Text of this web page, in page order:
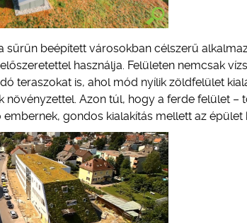
sűrűn beépített városokban célszerű
használja. Felületen nemcsak
teraszokat is, ahol mód nyílik zöldfelület
növényzettel. Azon túl, hogy a ferde felület
gondos kialakítás mellett az